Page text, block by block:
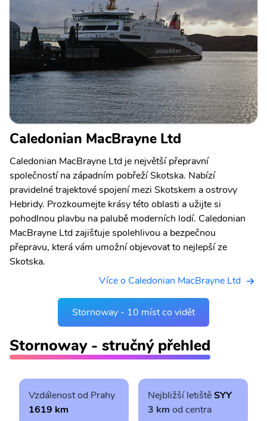
Caledonian MacBrayne Ltd
Caledonian MacBrayne Ltd je největší přepravní
společností na západním pobřeží Skotska. Nabízí
pravidelné trajektové spojení mezi Skotskem a ostrovy
Hebridy. Prozkoumejte krásy této oblasti a užijte si
pohodlnou plavbu na palubě moderních lodí. Caledonian
MacBrayne Ltd zajišťuje spolehlivou a bezpečnou
přepravu, která vám umožní objevovat to nejlepší ze
Skotska.
Více o Caledonian MacBrayne Ltd
Stornoway - 10 míst co vidět
Stornoway - stručný přehled
Vzdálenost od Prahy
1619 km
Nejbližší letištěSYY
3 km od centra